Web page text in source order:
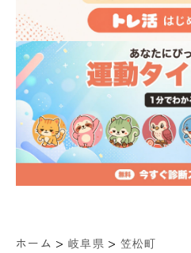
ホーム > 岐阜県 > 笠松町